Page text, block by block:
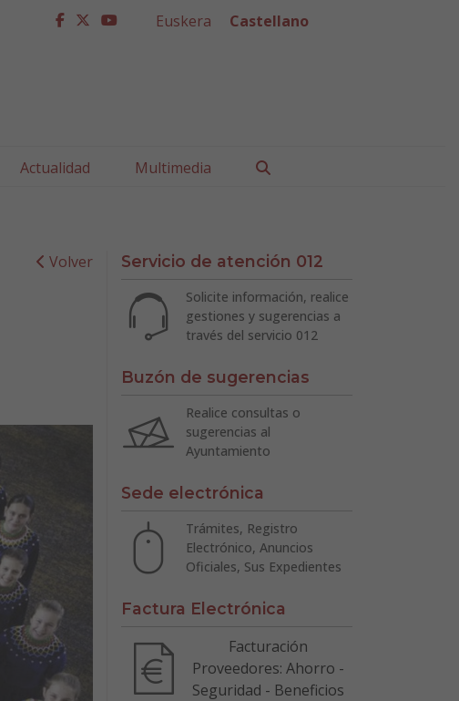
facebook
twitter
youtube
Euskera Castellano
Actualidad Multimedia
Volver Servicio de atención 012
Solicite información, realice
gestiones y sugerencias a
través del servicio 012
Buzón de sugerencias
Realice consultas o
sugerencias al
Ayuntamiento
Sede electrónica
Trámites, Registro
Electrónico, Anuncios
Oficiales, Sus Expedientes
Factura Electrónica
Facturación
Proveedores: Ahorro -
Seguridad - Beneficios